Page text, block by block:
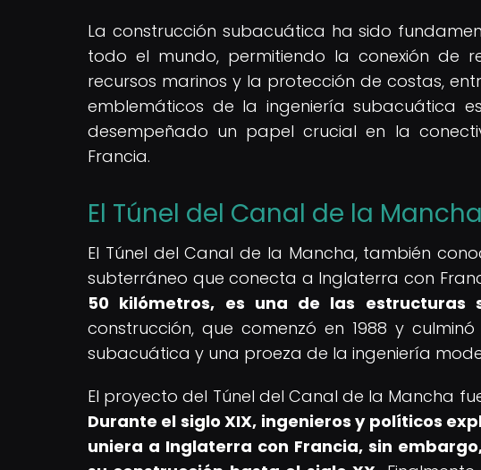
La construcción subacuática ha sido
todo el mundo, permitiendo la conexión de
recursos marinos y la protección de costas,
emblemáticos de la ingeniería subacuática
desempeñado un papel crucial en la
Francia.
El Túnel del Canal de la
El Túnel del Canal de la Mancha, también
subterráneo que conecta a Inglaterra con
50 kilómetros, es una de las estructuras
construcción, que comenzó en 1988 y
subacuática y una proeza de la ingeniería
El proyecto del Túnel del Canal de la Mancha
Durante el siglo XIX, ingenieros y políticos
uniera a Inglaterra con Francia, sin